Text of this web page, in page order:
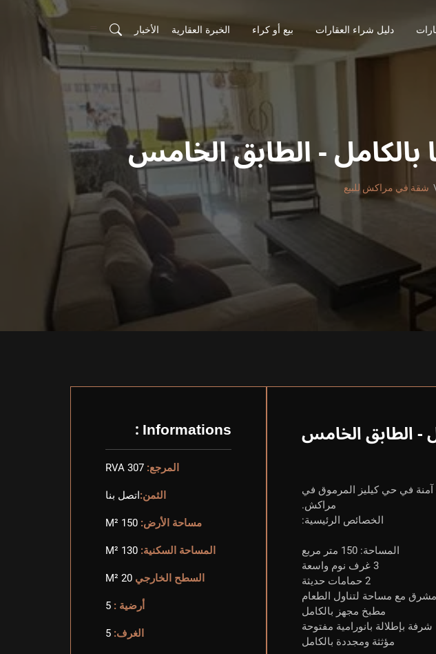
دليل شراء العقارات بيع أو كراء الخبرة العقارية الأخبار
- الطابق الخامس
شقة في مراكش للبيع
- الطابق الخامس
من إقامة آمنة في حي كيليز المرموق في
مراكش.
الخصائص الرئيسية:
المساحة: 150 متر مربع
3 غرف نوم واسعة
2 حمامات حديثة
مع مساحة لتناول الطعام
مطبخ مجهز بالكامل
شرفة بإطلالة بانورامية مفتوحة
مؤثثة ومجددة بالكامل
Informations :
المرجع: RVA 307
الثمن:اتصل بنا
مساحة الأرض: 150 M²
المساحة السكنية: 130 M²
السطح الخارجي 20 M²
أرضية : 5
الغرف: 5